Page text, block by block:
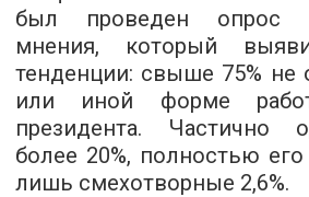
был проведен опрос
мнения, который
тенденции: свыше 75% не
или иной форме
президента. Частично
более 20%, полностью
лишь смехотворные 2,6%.